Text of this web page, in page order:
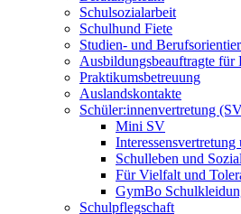
Schulsozialarbeit
Schulhund Fiete
Studien- und
Ausbildungsbeauftragte für
Praktikumsbetreuung
Auslandskontakte
Schüler:innenvertretung
Mini SV
Schulleben und
Für Vielfalt und
GymBo
Schulpflegschaft